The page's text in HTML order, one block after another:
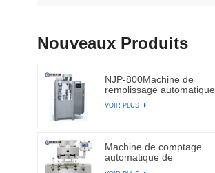
Nouveaux Produits
NJP-800Machine de
remplissage automatique
VOIR PLUS
Machine de comptage
automatique de